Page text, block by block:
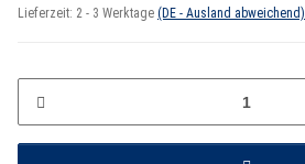
Lieferzeit: 2 - 3 Werktage (DE - Ausland abweichend)